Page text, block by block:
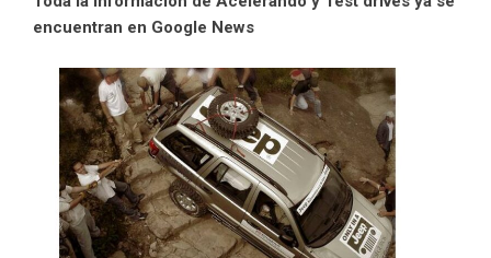
encuentran en Google News